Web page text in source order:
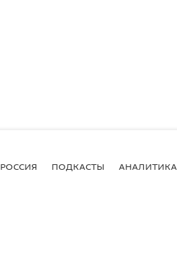
РОССИЯ ПОДКАСТЫ АНАЛИТИКА